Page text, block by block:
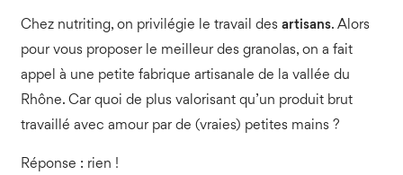
Chez nutriting, on privilégie le travail des artisans. Alors
pour vous proposer le meilleur des granolas, on a fait
appel à une petite fabrique artisanale de la vallée du
Rhône. Car quoi de plus valorisant qu’un produit brut
travaillé avec amour par de (vraies) petites mains ?
Réponse : rien !